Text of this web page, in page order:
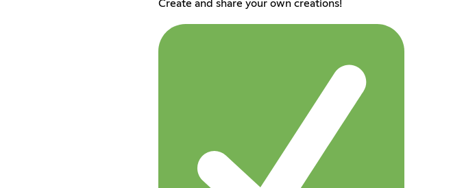
Create and share your own creations!